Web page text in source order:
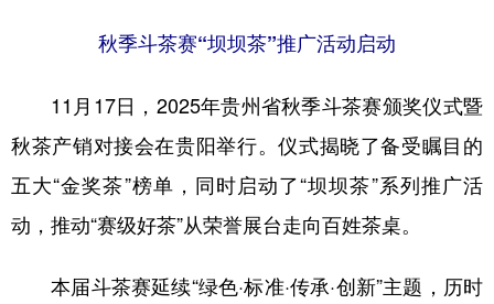
融媒联播 贵阳 遵义 安顺
六盘水 毕节 铜仁 黔东南
地方频道
秋季斗茶赛“坝坝茶”推广活动启动
11月17日，2025年贵州省秋季斗茶赛颁奖仪式暨
秋茶产销对接会在贵阳举行。仪式揭晓了备受瞩目的
五大“金奖茶”榜单，同时启动了“坝坝茶”系列推广活
动，推动“赛级好茶”从荣誉展台走向百姓茶桌。
本届斗茶赛延续“绿色·标准·传承·创新”主题，历时